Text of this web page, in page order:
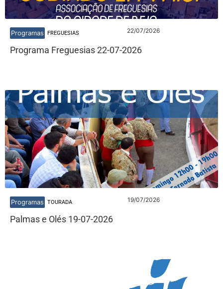
Programas FREGUESIAS 22/07/2026
Programa Freguesias 22-07-2026
Programas TOURADA 19/07/2026
Palmas e Olés 19-07-2026